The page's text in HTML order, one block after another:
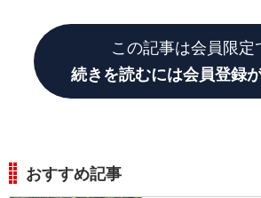
この記事は会員限定
続きを読むには会員登録
おすすめ記事